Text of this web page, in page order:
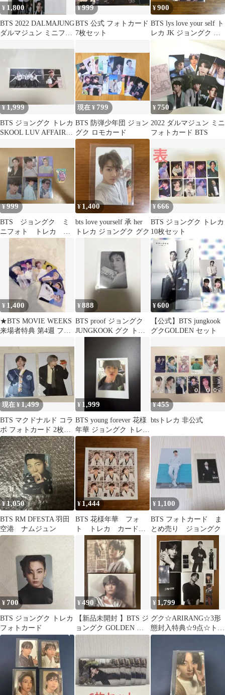
¥ 1,800
BTS 2022 DALMAJUNG
ダルマジュン ミニフォ
¥999
BTS 公式 フォトカード
7枚セット
¥900
BTS lys love your self ト
レカ JK ジョングク グ
¥1,999
BTS ジョングク トレカ
SKOOL LUV AFFAIR
現在 ¥ 799
BTS 防弾少年団 ジョン
グク ロモカード
¥ 750
2022 ダルマジュン ミニ
フォトカード BTS
¥999
BTS ジョングク ミ
ニフォト トレカ ス
テッカー
¥ 1,400
bts love yourself 承 her
トレカ ジョングク グク
¥666
BTS ジョングク トレカ
10枚セット
¥ 1,400
★BTS MOVIE WEEKS
来場者特典 第4週 フォ
¥888
BTS proof ジョングク
JUNGKOOK グク トレ
¥600
【公式】BTS jungkook
グクGOLDEN セット
現在 ¥1,499
BTS マクドナルド コラ
ボ フォトカード 2枚セ
ット
¥ 1,999
BTS young forever 花様
年華 ジョングク トレカ
ポラロイド
¥455
btsトレカ 非公式
¥1,050
BTS RM DFESTA 羽田
空港 ナムジュン
¥ 1,444
BTS 花様年華 フォ
ト トレカ カード
ジョングク グク
¥ 1,100
BTS フォトカード ま
とめ売り ジョングク
¥700
BTS ジョングク トレカ
フォトカード
¥490
【新品未開封 】BTS ジ
ョングク GOLDEN ポ
ストカード2枚SOLID
¥ 1,799
グク☆ARIRANG☆3形
態封入特典☆9点☆トレ
カ☆ポスター☆フィル